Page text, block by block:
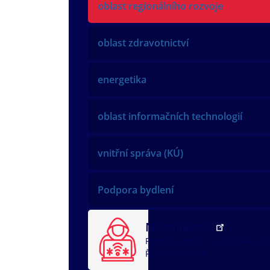
oblast regionálního rozvoje
oblast zdravotnictví
energetika
oblast informačních technologií
vnitřní správa (KÚ)
Podpora bydlení
NežKlikneš
Rychlá pomoc
Řeším problém